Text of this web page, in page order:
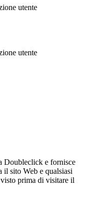
utente
utente
Doubleclick e fornisce
sito Web e qualsiasi
prima di visitare il